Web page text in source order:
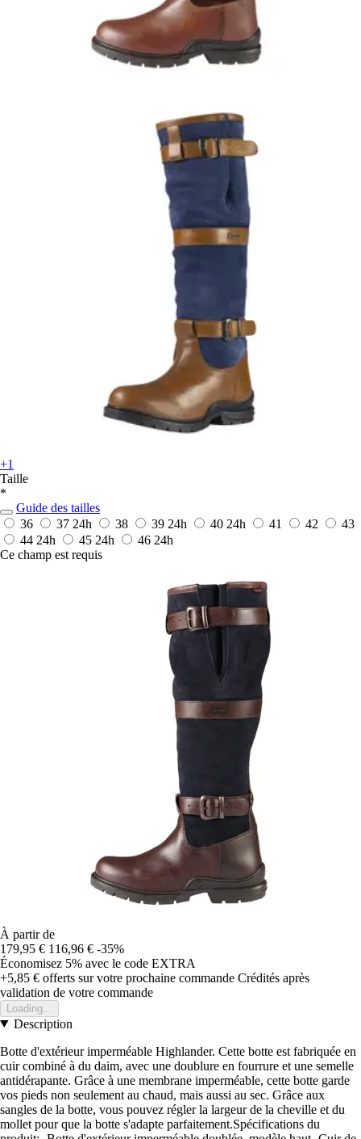
+1
Taille
*
Guide des tailles
36
37 24h 38 39 24h 40 24h 41 42
43
44 24h 45 24h 46 24h
Ce champ est requis
À partir de
179,95 € 116,96 € -35%
Économisez 5% avec le code EXTRA
+5,85 € offerts sur votre prochaine commande Crédités après
validation de votre commande
Loading...
Description
Botte d'extérieur imperméable Highlander. Cette botte est fabriquée en
cuir combiné à du daim, avec une doublure en fourrure et une semelle
antidérapante. Grâce à une membrane imperméable, cette botte garde
vos pieds non seulement au chaud, mais aussi au sec. Grâce aux
sangles de la botte, vous pouvez régler la largeur de la cheville et du
mollet pour que la botte s'adapte parfaitement.Spécifications du